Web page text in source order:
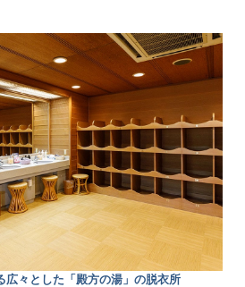
広々とした「殿方の湯」の脱衣所